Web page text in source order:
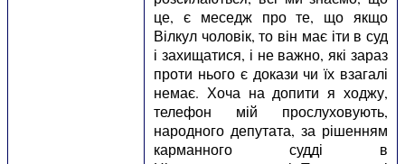
це, є меседж про те, що якщо
Вілкул чоловік, то він має іти в суд
і захищатися, і не важно, які зараз
проти нього є докази чи їх взагалі
немає. Хоча на допити я ходжу,
телефон мій прослуховують,
народного депутата, за рішенням
карманного судді в